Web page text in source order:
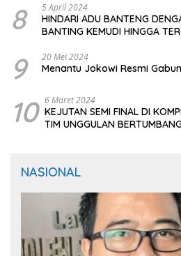
8 5 April 2024
HINDARI ADU BANTENG
BANTING KEMUDI HINGGA
9 20 Mei 2024
Menantu Jokowi Resmi
10 6 Maret 2024
KEJUTAN SEMI FINAL DI
TIM UNGGULAN
NASIONAL